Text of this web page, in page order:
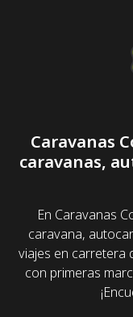
Caravanas
caravanas,
En Caravanas
caravana,
viajes en carretera
con primeras